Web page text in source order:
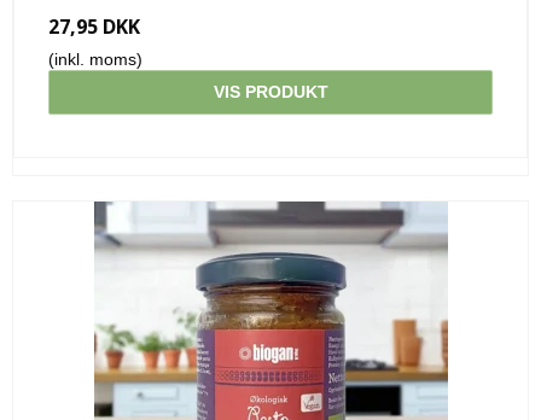
27,95 DKK
(inkl. moms)
VIS PRODUKT